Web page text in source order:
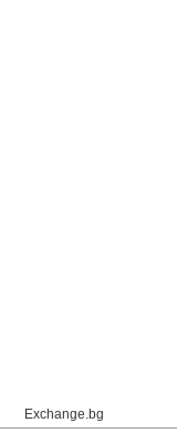
Exchange.bg